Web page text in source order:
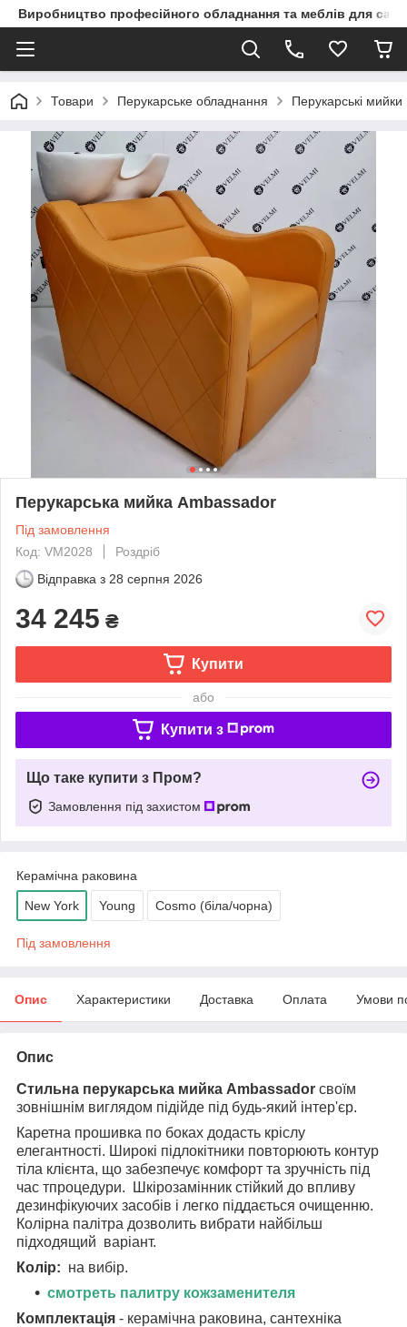
Виробництво професійного обладнання та меблів для
Товари Перукарське обладнання Перукарські мийки
Перукарська мийка Ambassador
Під замовлення
Код: VM2028
Роздріб
Відправка з 28 серпня 2026
34 245 ₴
Купити
або
Купити з
Що таке купити з Пром?
Замовлення під захистом
Керамічна раковина
New York Young Cosmo (біла/чорна)
Під замовлення
Опис Характеристики Доставка Оплата Умови
Опис
Стильна перукарська мийка Ambassador своїм
зовнішнім виглядом підійде під будь-який інтер'єр.
Каретна прошивка по боках додасть кріслу
елегантності. Широкі підлокітники повторюють контур
тіла клієнта, що забезпечує комфорт та зручність під
час тпроцедури. Шкірозамінник стійкий до впливу
дезинфікуючих засобів і легко піддається очищенню.
Колірна палітра дозволить вибрати найбільш
підходящий варіант.
Колір: на вибір.
смотреть палитру кожзаменителя
Комплектація - керамічна раковина, сантехніка